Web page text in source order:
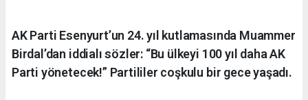
AK Parti Esenyurt’un 24. yıl kutlamasında Muammer
Birdal’dan iddialı sözler: “Bu ülkeyi 100 yıl daha AK
Parti yönetecek!” Partililer coşkulu bir gece yaşadı.